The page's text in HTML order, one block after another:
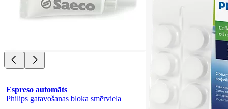
Espreso automāts
Philips gatavošanas bloka smērviela